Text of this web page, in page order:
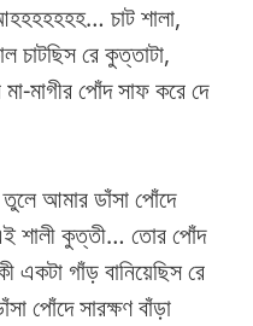
চাট শালা,
চাটছিস রে কুত্তাটা,
মাগীর পোঁদ সাফ করে দে
আমার ডাঁসা পোঁদে
শালী কুত্তী… তোর পোঁদ
একটা গাঁড় বানিয়েছিস রে
পোঁদে সারক্ষণ বাঁড়া